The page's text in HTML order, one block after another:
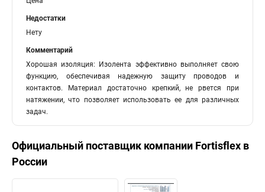
Недостатки
Нету
Комментарий
Хорошая изоляция: Изолента эффективно выполняет свою
функцию, обеспечивая надежную защиту проводов и
контактов. Материал достаточно крепкий, не рвется при
натяжении, что позволяет использовать ее для различных
задач.
Официальный поставщик компании Fortisflex в
России